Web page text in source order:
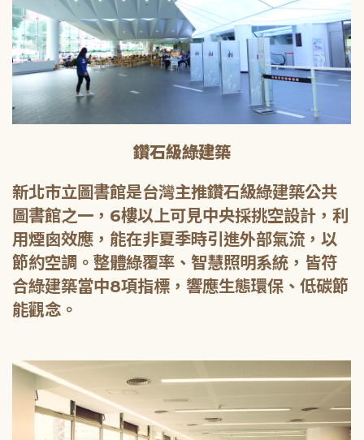
鑽石級綠建築
新北市立圖書館是台灣主推鑽石級綠建築公共
圖書館之一，6樓以上可見中央採挑空設計，利
用煙囪效應，能在非夏季時引進外部氣流，以
節約空調。整體綠覆率、智慧照明系統，皆符
合綠建築當中8項指標，響應生態環保、低碳節
能觀念。